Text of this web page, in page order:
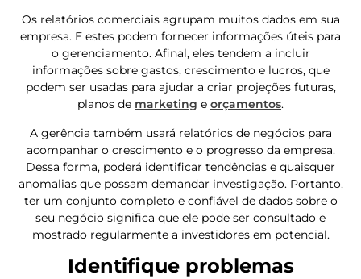
Os relatórios comerciais agrupam muitos dados em sua
empresa. E estes podem fornecer informações úteis para
o gerenciamento. Afinal, eles tendem a incluir
informações sobre gastos, crescimento e lucros, que
podem ser usadas para ajudar a criar projeções futuras,
planos de marketing e orçamentos.
A gerência também usará relatórios de negócios para
acompanhar o crescimento e o progresso da empresa.
Dessa forma, poderá identificar tendências e quaisquer
anomalias que possam demandar investigação. Portanto,
ter um conjunto completo e confiável de dados sobre o
seu negócio significa que ele pode ser consultado e
mostrado regularmente a investidores em potencial.
Identifique problemas